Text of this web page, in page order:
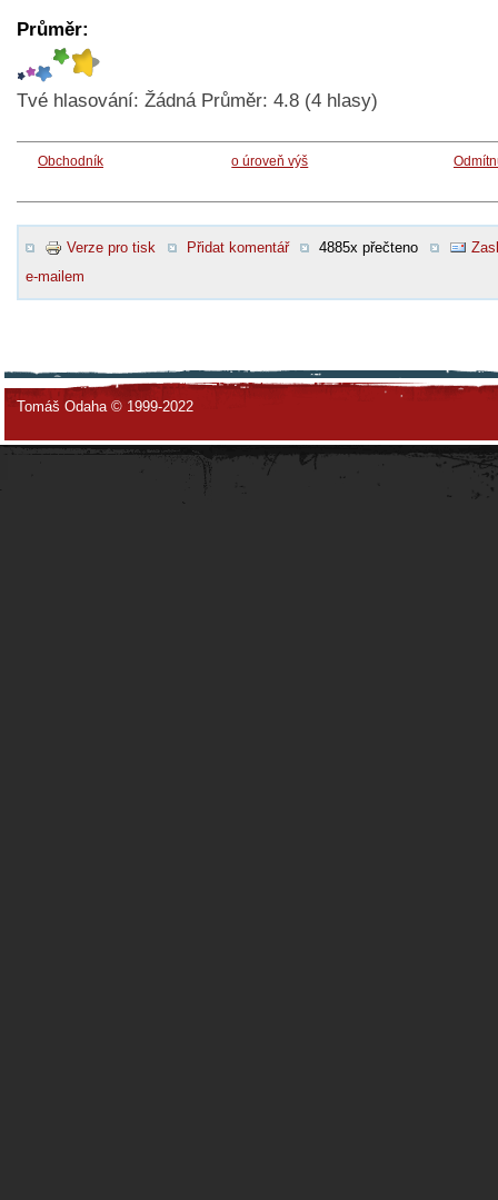
Průměr:
Tvé hlasování: Žádná Průměr: 4.8 (4 hlasy)
Obchodník o úroveň výš
Verze pro tisk Přidat komentář 4885x přečteno
e-mailem
Tomáš Odaha © 1999-2022